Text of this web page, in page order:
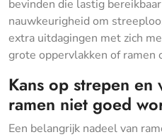
bevinden die lastig
nauwkeurigheid om
extra uitdagingen met zich
grote oppervlakken of ramen
Kans op strepen en
ramen niet goed
Een belangrijk nadeel van